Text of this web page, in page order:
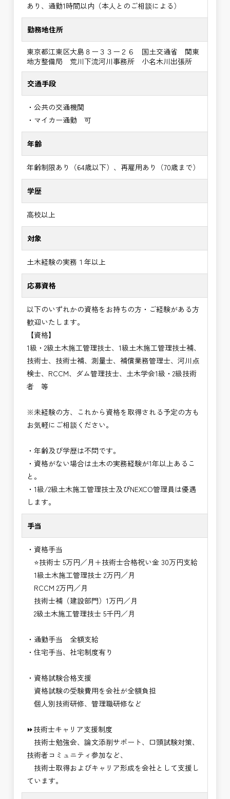
あり、通勤1時間以内（本人とのご相談による）
勤務地住所
東京都江東区大島８ー３３ー２６ 国土交通省 関東
地方整備局 荒川下流河川事務所 小名木川出張所
交通手段
・公共の交通機関
・マイカー通勤 可
年齢
年齢制限あり（64歳以下）、再雇用あり（70歳まで）
学歴
高校以上
対象
土木経験の実務１年以上
応募資格
以下のいずれかの資格をお持ちの方・ご経験がある方
歓迎いたします。
【資格】
1級・2級土木施工管理技士、1級土木施工管理技士補、
技術士、技術士補、測量士、補償業務管理士、河川点
検士、RCCM、ダム管理技士、土木学会1級・2級技術
者 等
※未経験の方、これから資格を取得される予定の方も
お気軽にご相談ください。
・年齢及び学歴は不問です。
・資格がない場合は土木の実務経験が1年以上あるこ
と。
・1級/2級土木施工管理技士及びNEXCO管理員は優遇
します。
手当
・資格手当
⭐技術士 5万円／月＋技術士合格祝い金 30万円支給
1級土木施工管理技士 2万円／月
RCCM 2万円／月
技術士補（建設部門）1万円／月
2級土木施工管理技士 5千円／月
・通勤手当 全額支給
・住宅手当、社宅制度有り
・資格試験合格支援
資格試験の受験費用を会社が全額負担
個人別技術研修、管理職研修など
⏩技術士キャリア支援制度
技術士勉強会、論文添削サポート、口頭試験対策、
技術者コミュニティ参加など、
技術士取得およびキャリア形成を会社として支援し
ています。